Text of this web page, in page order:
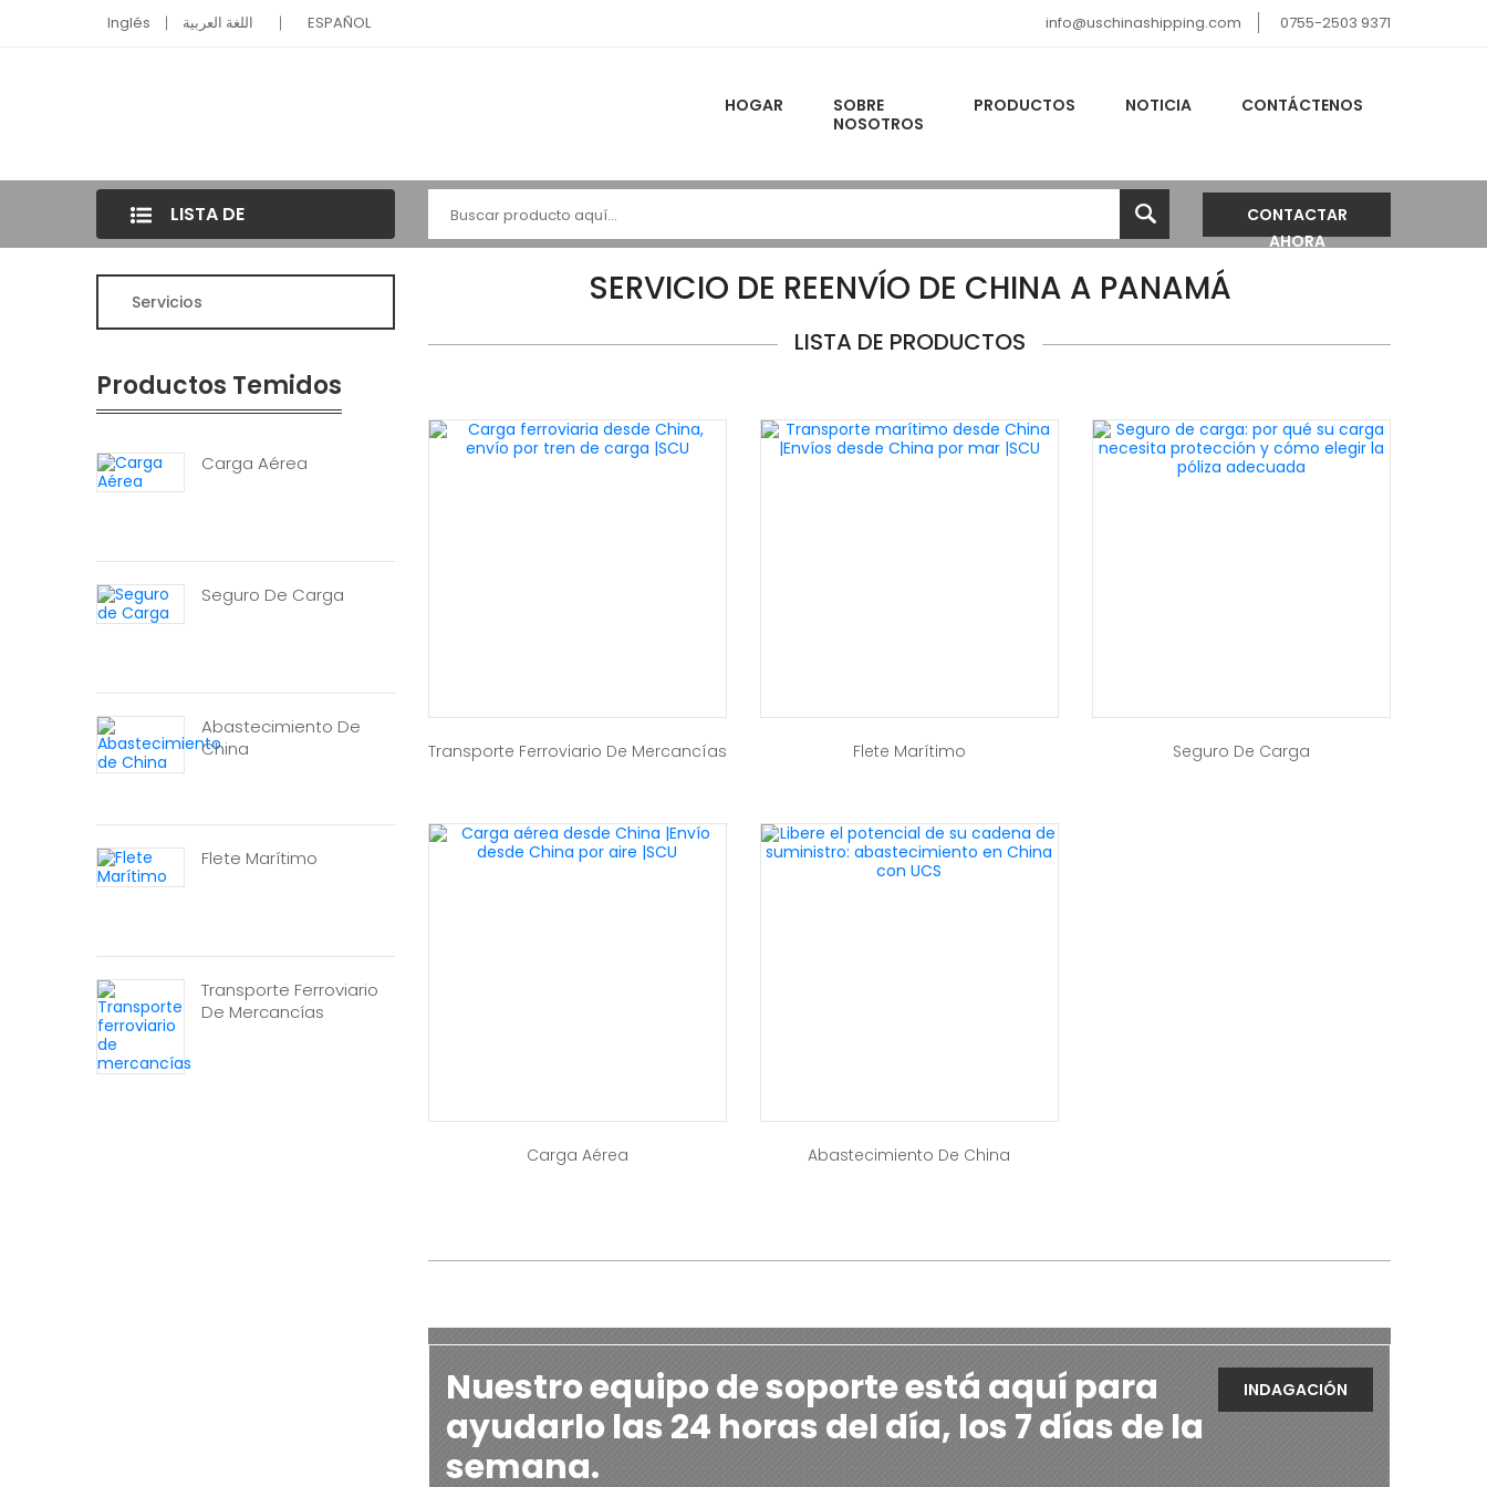
Inglés اللغة العربية ESPAÑOL info@uschinashipping.com 0755-2503 9371
HOGAR
SOBRE
NOSOTROS
PRODUCTOS NOTICIA CONTÁCTENOS
LISTA DE
CONTACTAR
AHORA
Servicios
Productos Temidos
Carga Aérea
Seguro De Carga
Abastecimiento De
China
Flete Marítimo
Transporte Ferroviario
De Mercancías
SERVICIO DE REENVÍO DE CHINA A PANAMÁ
LISTA DE PRODUCTOS
Transporte Ferroviario De Mercancías Flete Marítimo Seguro De Carga
Carga Aérea Abastecimiento De China
Nuestro equipo de soporte está aquí para
ayudarlo las 24 horas del día, los 7 días de la
semana.
INDAGACIÓN